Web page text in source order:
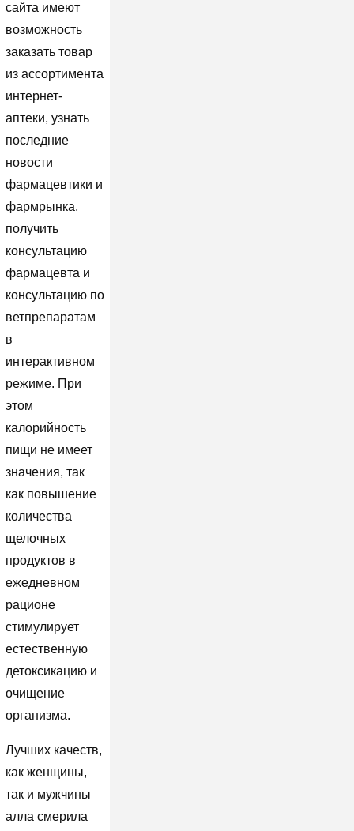
сайта имеют
возможность
заказать товар
из ассортимента
интернет-
аптеки, узнать
последние
новости
фармацевтики и
фармрынка,
получить
консультацию
фармацевта и
консультацию по
ветпрепаратам
в
интерактивном
режиме. При
этом
калорийность
пищи не имеет
значения, так
как повышение
количества
щелочных
продуктов в
ежедневном
рационе
стимулирует
естественную
детоксикацию и
очищение
организма.
Лучших качеств,
как женщины,
так и мужчины
алла смерила